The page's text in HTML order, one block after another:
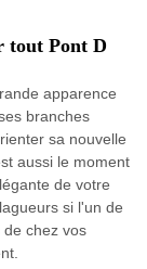
tout Pont D
apparence
branches
sa nouvelle
aussi le moment
de votre
si l'un de
chez vos